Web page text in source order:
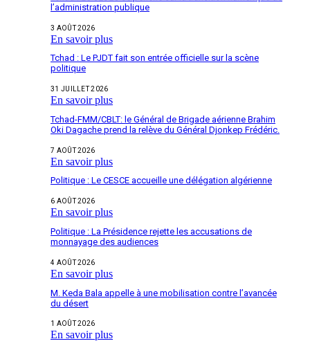
l’administration publique
3 AOÛT 2026
En savoir plus
Tchad : Le PJDT fait son entrée officielle sur la scène
politique
31 JUILLET 2026
En savoir plus
Tchad-FMM/CBLT: le Général de Brigade aérienne Brahim
Oki Dagache prend la relève du Général Djonkep Frédéric.
7 AOÛT 2026
En savoir plus
Politique : Le CESCE accueille une délégation algérienne
6 AOÛT 2026
En savoir plus
Politique : La Présidence rejette les accusations de
monnayage des audiences
4 AOÛT 2026
En savoir plus
M. Keda Bala appelle à une mobilisation contre l’avancée
du désert
1 AOÛT 2026
En savoir plus